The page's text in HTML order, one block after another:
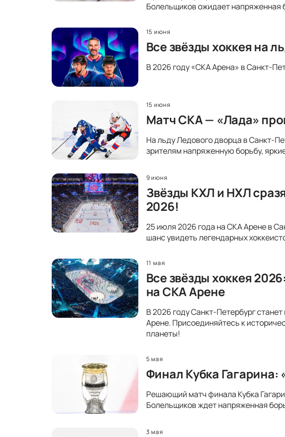
Болельщиков ожидает напряженная
15 июня
Все звёзды хоккея на
В 2026 году «СКА Арена» в Санкт-
15 июня
Матч СКА — «Лада»
На льду Ледового дворца в Санкт-
зрителям напряженную борьбу,
9 июня
Звёзды КХЛ и НХЛ
2026!
25 июля 2026 года на СКА Арене в
шанс увидеть легендарных
11 мая
Все звёзды хоккея
на СКА Арене
В 2026 году Санкт-Петербург
Арене. Присоединяйтесь к
планеты!
5 мая
Финал Кубка Гагарина:
Решающий матч финала Кубка
Болельщиков ждет напряженная
3 мая